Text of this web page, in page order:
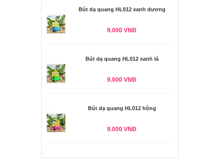
Bút dạ quang HL012 xanh dương
9.000 VNĐ
Bút dạ quang HL012 xanh lá
9.000 VNĐ
Bút dạ quang HL012 hồng
9.000 VNĐ